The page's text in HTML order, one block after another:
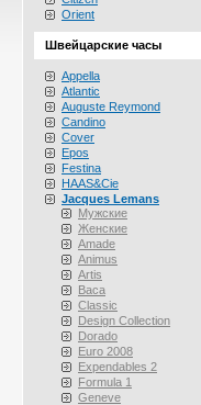
Orient
Швейцарские часы
Appella
Atlantic
Auguste Reymond
Candino
Cover
Epos
Festina
HAAS&Cie
Jacques Lemans
Мужские
Женские
Amade
Animus
Artis
Baca
Classic
Design Collection
Dorado
Euro 2008
Expendables 2
Formula 1
Geneve